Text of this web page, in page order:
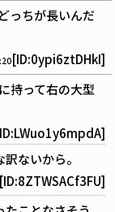
っちが長いんだ
[ID:0ypi6ztDHkI]
持って右の大型
ないから。
[ID:8ZTWSACf3FU]